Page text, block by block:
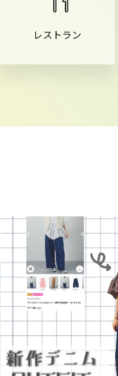
レストラン